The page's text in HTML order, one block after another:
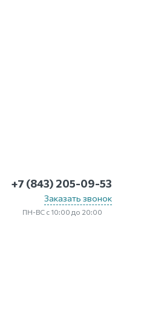
+7 (843) 205-09-53
Заказать звонок
ПН-ВС с 10:00 до 20:00